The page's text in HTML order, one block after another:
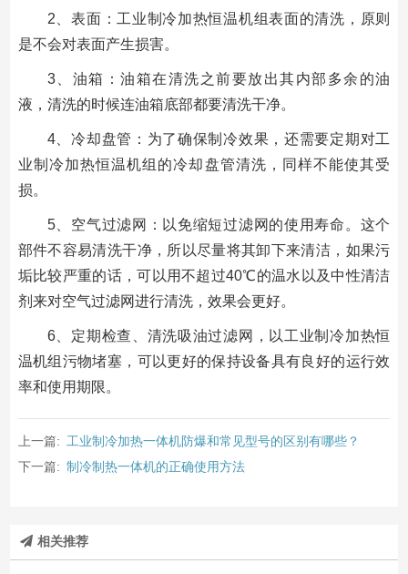
2、表面：工业制冷加热恒温机组表面的清洗，原则
是不会对表面产生损害。
3、油箱：油箱在清洗之前要放出其内部多余的油
液，清洗的时候连油箱底部都要清洗干净。
4、冷却盘管：为了确保制冷效果，还需要定期对工
业制冷加热恒温机组的冷却盘管清洗，同样不能使其受
损。
5、空气过滤网：以免缩短过滤网的使用寿命。这个
部件不容易清洗干净，所以尽量将其卸下来清洁，如果污
垢比较严重的话，可以用不超过40℃的温水以及中性清洁
剂来对空气过滤网进行清洗，效果会更好。
6、定期检查、清洗吸油过滤网，以工业制冷加热恒
温机组污物堵塞，可以更好的保持设备具有良好的运行效
率和使用期限。
上一篇: 工业制冷加热一体机防爆和常见型号的区别有哪些？
下一篇: 制冷制热一体机的正确使用方法
相关推荐